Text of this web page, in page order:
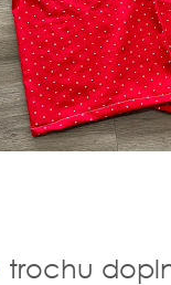
trochu